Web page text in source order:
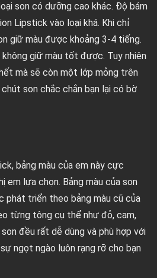
son có dưỡng cao khác. Độ bám
Lipstick vào loại khá. Khi chỉ
giữ màu được khoảng 3-4 tiếng.
không giữ màu tốt được. Tuy nhiên
mà sẽ còn một lớp mỏng trên
son chắc chắn bạn lại có bờ
bảng màu của em này cực
em lựa chọn. Bảng màu của son
phát triển theo bảng màu cũ của
từng tông cụ thể như đỏ, cam,
son đều rất dễ dùng và phù hợp với
ngọt ngào luôn rạng rỡ cho bạn